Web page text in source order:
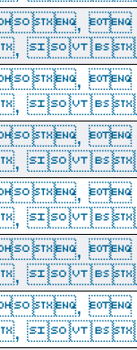





